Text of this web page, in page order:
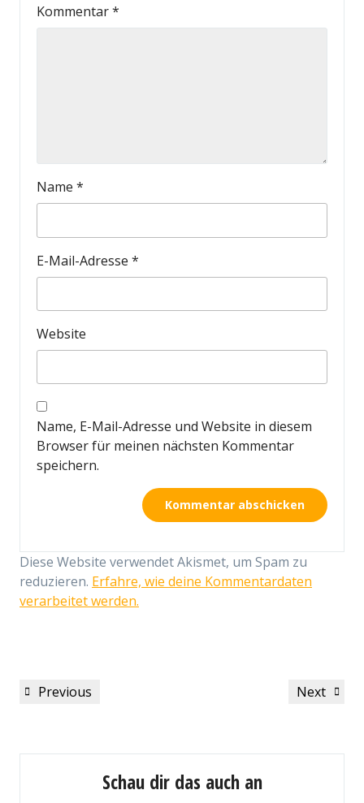
Kommentar*
Name *
E-Mail-Adresse *
Website
Name, E-Mail-Adresse und Website in diesem
Browser für meinen nächsten Kommentar
speichern.
Diese Website verwendet Akismet, um Spam zu
reduzieren. Erfahre, wie deine Kommentardaten
verarbeitet werden.
Beitragsnavigation
Previous
Previous
Next
Next
Schau dir das auch an